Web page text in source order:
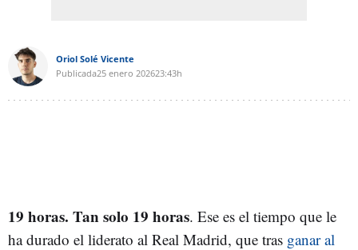
Oriol Solé Vicente
Publicada25 enero 202623:43h
19 horas. Tan solo 19 horas. Ese es el tiempo que le
ha durado el liderato al Real Madrid, que tras ganar al